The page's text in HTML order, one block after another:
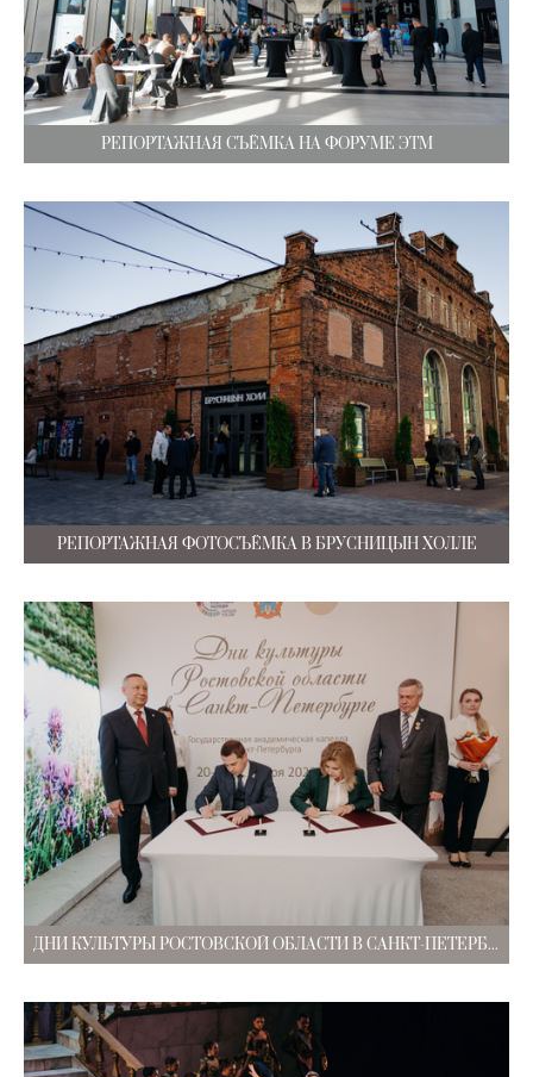
РЕПОРТАЖНАЯ СЪЁМКА НА ФОРУМЕ ЭТМ
РЕПОРТАЖНАЯ ФОТОСЪЁМКА В БРУСНИЦЫН ХОЛЛЕ
ДНИ КУЛЬТУРЫ РОСТОВСКОЙ ОБЛАСТИ В САНКТ-ПЕТЕРБУРГЕ